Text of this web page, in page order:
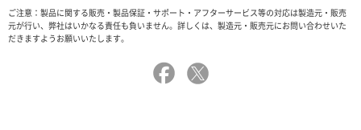
ご注意：製品に関する販売・製品保証・サポート・アフターサービス等の対応は製造元・販売
元が行い、弊社はいかなる責任も負いません。詳しくは、製造元・販売元にお問い合わせいた
だきますようお願いいたします。